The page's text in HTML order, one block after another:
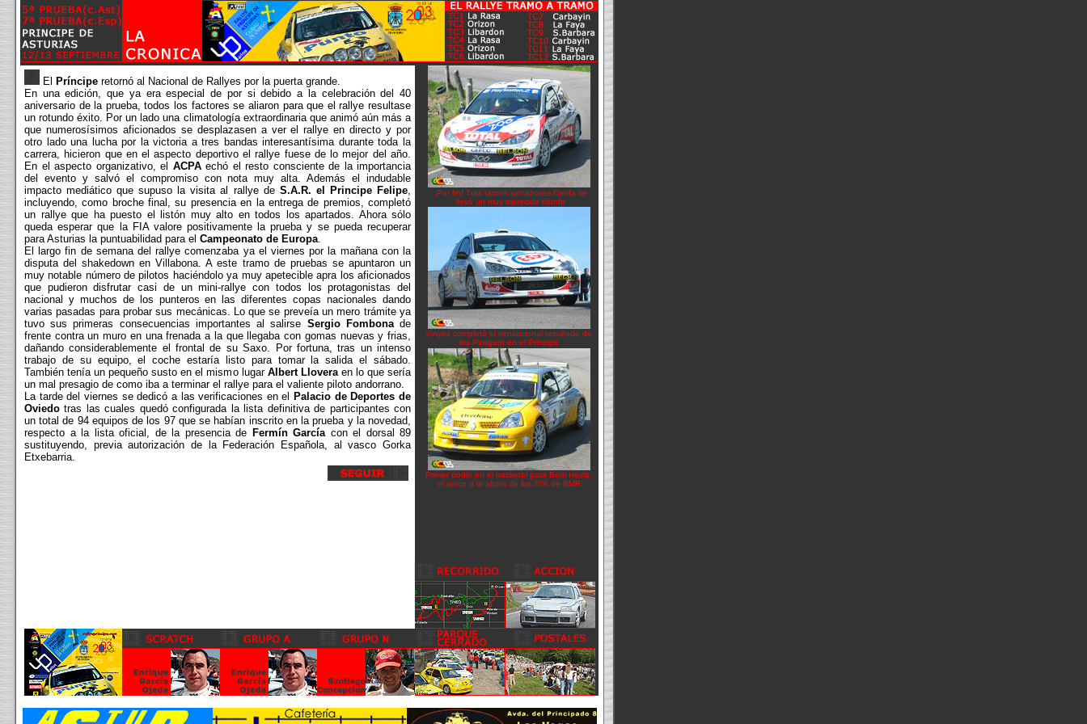
El Príncipe retornó al Nacional de Rallyes por la puerta grande.
En una edición, que ya era especial de por si debido a la celebración del 40
aniversario de la prueba, todos los factores se aliaron para que el rallye resultase
un rotundo éxito. Por un lado una climatología extraordinaria que animó aún más a
que numerosísimos aficionados se desplazasen a ver el rallye en directo y por
otro lado una lucha por la victoria a tres bandas interesantísima durante toda la
carrera, hicieron que en el aspecto deportivo el rallye fuese de lo mejor del año.
En el aspecto organizativo, el ACPAechó el resto consciente de la importancia
del evento y salvó el compromiso con nota muy alta. Además el indudable
impacto mediático que supuso la visita al rallye de S.A.R. el Principe Felipe,
incluyendo, como broche final, su presencia en la entrega de premios, completó
un rallye que ha puesto el listón muy alto en todos los apartados. Ahora sólo
queda esperar que la FIA valore positivamente la prueba y se pueda recuperar
para Asturias la puntuabilidad para el Campeonato de Europa.
El largo fin de semana del rallye comenzaba ya el viernes por la mañana con la
disputa del shakedown en Villabona. A este tramo de pruebas se apuntaron un
muy notable número de pilotos haciéndolo ya muy apetecible apra los aficionados
que pudieron disfrutar casi de un mini-rallye con todos los protagonistas del
nacional y muchos de los punteros en las diferentes copas nacionales dando
varias pasadas para probar sus mecánicas. Lo que se preveía un mero trámite ya
tuvo sus primeras consecuencias importantes al salirse Sergio Fombonade
frente contra un muro en una frenada a la que llegaba con gomas nuevas y frias,
dañando considerablemente el frontal de su Saxo. Por fortuna, tras un intenso
trabajo de su equipo, el coche estaría listo para tomar la salida el sábado.
También tenía un pequeño susto en el mismo lugar Albert Lloveraen lo que sería
un mal presagio de como iba a terminar el rallye para el valiente piloto andorrano.
La tarde del viernes se dedicó a las verificaciones en el
Palacio de Deportes de
Oviedo tras las cuales quedó configurada la lista definitiva de participantes con
un total de 94 equipos de los 97 que se habían inscrito en la prueba y la novedad,
respecto a la lista oficial, de la presencia de Fermín Garcíacon el dorsal 89
sustituyendo, previa autorización de la Federación Española, al vasco Gorka
Etxebarria.
¡Por fin! Tras tantos sinsabores Ojeda se
llevó un muy merecido triunfo
Vinyes completó el sensacional resultado de
los Peugeot en el Príncipe
Primer podio en el nacional para Berti Hevia,
el único a la altura de los 206 de BMR